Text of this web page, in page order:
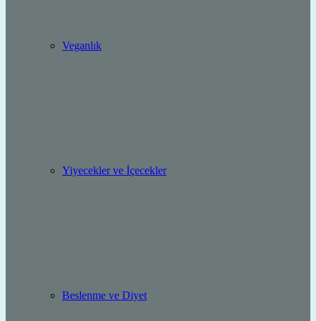
Veganlık
Yiyecekler ve İçecekler
Beslenme ve Diyet